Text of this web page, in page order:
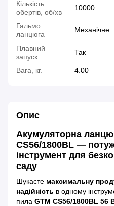
Кількість
обертів, об/хв
10000
Гальмо
ланцюга
Механічне
Плавний
запуск
Так
Вага, кг. 4.00
Опис
Акумуляторна
CS56/1800BL —
інструмент для
саду
Шукаєте максимальну
надійність в одному
пила GTM CS56/1800BL 56